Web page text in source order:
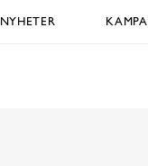
NYHETER